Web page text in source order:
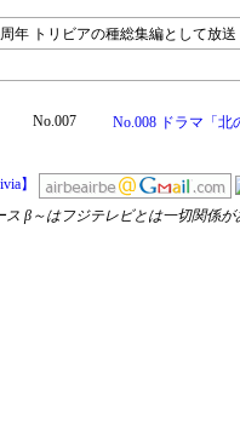
年 トリビアの種総集編として放送
No.007
No.008 ドラマ「北
】
β～はフジテレビとは一切関係が